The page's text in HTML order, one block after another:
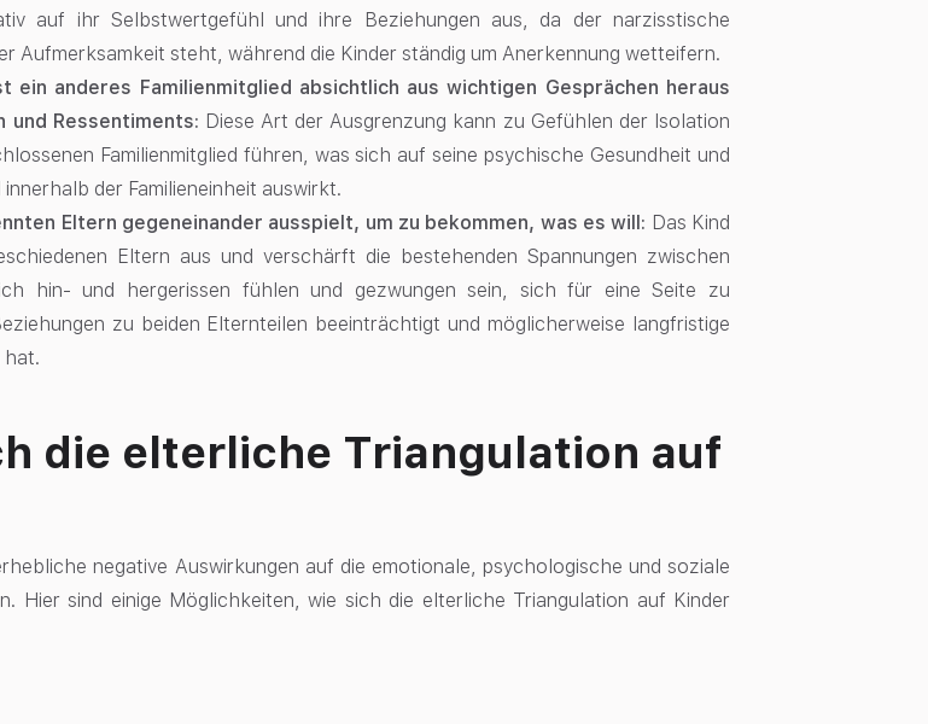
auf ihr Selbstwertgefühl und ihre Beziehungen aus, da der narzisstische
Aufmerksamkeit steht, während die Kinder ständig um Anerkennung wetteifern.
ein anderes Familienmitglied absichtlich aus wichtigen Gesprächen heraus
und Ressentiments: Diese Art der Ausgrenzung kann zu Gefühlen der Isolation
Familienmitglied führen, was sich auf seine psychische Gesundheit und
der Familieneinheit auswirkt.
Eltern gegeneinander ausspielt, um zu bekommen, was es will: Das Kind
Eltern aus und verschärft die bestehenden Spannungen zwischen
hin- und hergerissen fühlen und gezwungen sein, sich für eine Seite zu
zu beiden Elternteilen beeinträchtigt und möglicherweise langfristige
hat.
die elterliche Triangulation auf
negative Auswirkungen auf die emotionale, psychologische und soziale
Hier sind einige Möglichkeiten, wie sich die elterliche Triangulation auf Kinder